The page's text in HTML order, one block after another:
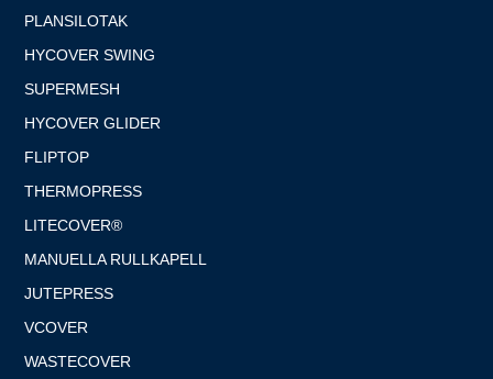
PLANSILOTAK
HYCOVER SWING
SUPERMESH
HYCOVER GLIDER
FLIPTOP
THERMOPRESS
LITECOVER®
MANUELLA RULLKAPELL
JUTEPRESS
VCOVER
WASTECOVER